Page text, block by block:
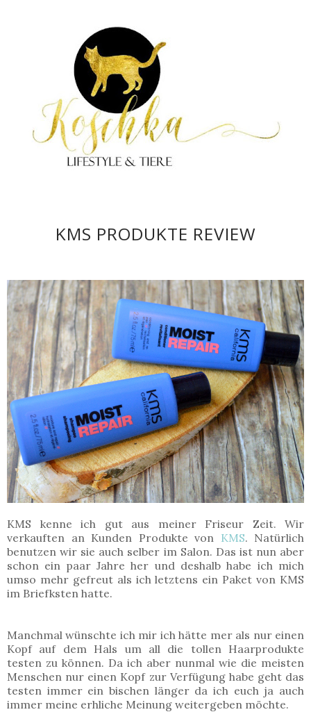
KMS PRODUKTE REVIEW
KMS kenne ich gut aus meiner Friseur Zeit. Wir
verkauften an Kunden Produkte von KMS. Natürlich
benutzen wir sie auch selber im Salon. Das ist nun aber
schon ein paar Jahre her und deshalb habe ich mich
umso mehr gefreut als ich letztens ein Paket von KMS
im Briefksten hatte.
Manchmal wünschte ich mir ich hätte mer als nur einen
Kopf auf dem Hals um all die tollen Haarprodukte
testen zu können. Da ich aber nunmal wie die meisten
Menschen nur einen Kopf zur Verfügung habe geht das
testen immer ein bischen länger da ich euch ja auch
immer meine erhliche Meinung weitergeben möchte.